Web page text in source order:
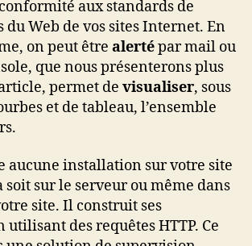
aux standards de
Web de vos sites Internet. En
on peut être alertépar mail ou
que nous présenterons plus
permet de visualiser, sous
et de tableau, l’ensemble
aucune installation sur votre site
soit sur le serveur ou même dans
site. Il construit ses
utilisant des requêtes HTTP. Ce